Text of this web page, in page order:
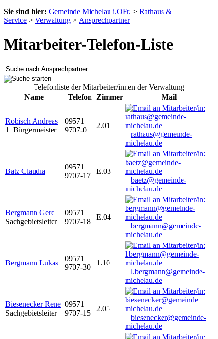
Sie sind hier: Gemeinde Michelau i.OFr. > Rathaus &
Service > Verwaltung > Ansprechpartner
Mitarbeiter-Telefon-Liste
Telefonliste der Mitarbeiter/innen der Verwaltung
Name
Telefon Zimmer Mail
Robisch Andreas
1. Bürgermeister
09571
9707-0
2.01
rathaus@gemeinde-
michelau.de
Bätz Claudia
09571
9707-17
E.03
baetz@gemeinde-
michelau.de
Bergmann Gerd
Sachgebietsleiter
09571
9707-18
E.04
bergmann@gemeinde-
michelau.de
Bergmann Lukas
09571
9707-30
1.10
l.bergmann@gemeinde-
michelau.de
Biesenecker Rene
Sachgebietsleiter
09571
9707-15
2.05
biesenecker@gemeinde-
michelau.de